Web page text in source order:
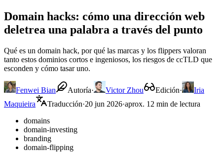
Domain hacks: cómo una dirección web
deletrea una palabra a través del punto
Qué es un domain hack, por qué las marcas y los flippers valoran
tanto estos dominios cortos e ingeniosos, los riesgos de ccTLD que
esconden y cómo tasar uno.
Fenwei Bian Autoría· Victor Zhou Edición·
Iria
Maquieira
Traducción·20 jun 2026·aprox. 12 min de lectura
domains
domain-investing
branding
domain-flipping